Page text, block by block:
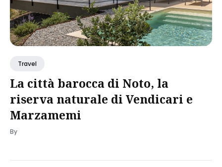
Travel
La città barocca di Noto, la
riserva naturale di Vendicari e
Marzamemi
By